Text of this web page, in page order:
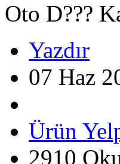
Oto D???
Yazdır
07 Haz
Ürün
2910